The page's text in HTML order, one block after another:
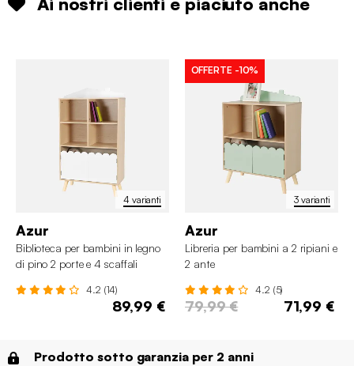
4 varianti
Azur
Biblioteca per bambini in legno
di pino 2 porte e 4 scaffali
4.2 (14)
89,99 €
3 varianti
OFFERTE -10%
Azur
Libreria per bambini a 2 ripiani e
2 ante
4.2 (5)
79,99 € 71,99 €
Prodotto sotto garanzia per 2 anni